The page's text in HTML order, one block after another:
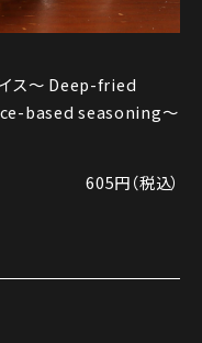
ス〜 Deep-fried
based seasoning〜
605円（税込）